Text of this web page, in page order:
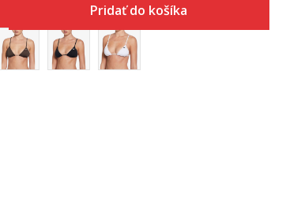
Pridať do košíka